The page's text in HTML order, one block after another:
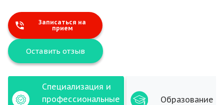
Записаться на
прием
Оставить отзыв
Специализация и
профессиональные
Образование